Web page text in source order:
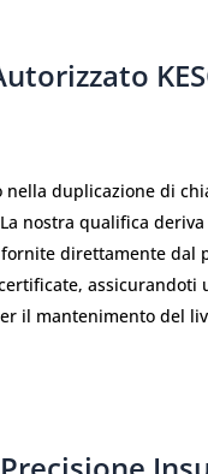
duplicazione di
nostra qualifica
direttamente dal
assicurandoti
il mantenimento del